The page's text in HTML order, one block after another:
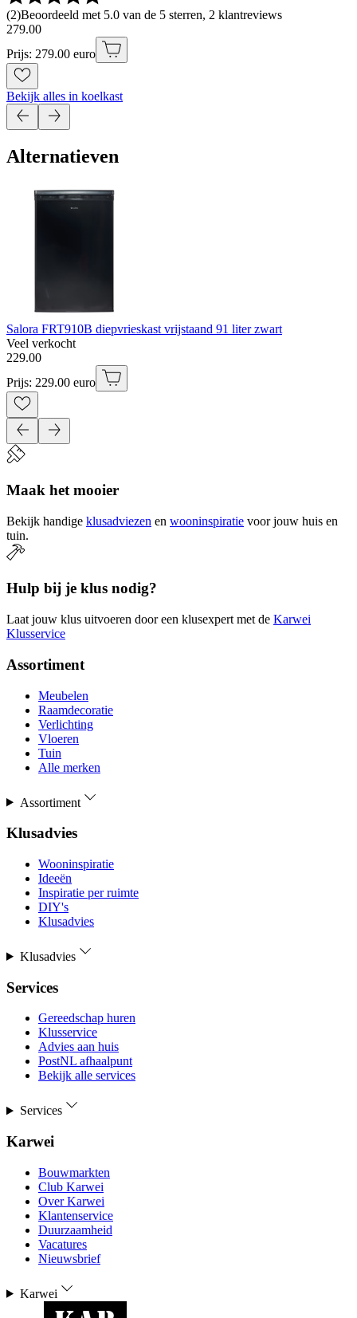
(2)Beoordeeld met 5.0 van de 5 sterren, 2 klantreviews
279.00
Prijs: 279.00 euro
Bekijk alles in koelkast
Alternatieven
Salora FRT910B diepvrieskast vrijstaand 91 liter zwart
Veel verkocht
229.00
Prijs: 229.00 euro
Maak het mooier
Bekijk handige klusadviezen en wooninspiratie voor jouw huis en
tuin.
Hulp bij je klus nodig?
Laat jouw klus uitvoeren door een klusexpert met de Karwei
Klusservice
Assortiment
Meubelen
Raamdecoratie
Verlichting
Vloeren
Tuin
Alle merken
Assortiment
Klusadvies
Wooninspiratie
Ideeën
Inspiratie per ruimte
DIY's
Klusadvies
Klusadvies
Services
Gereedschap huren
Klusservice
Advies aan huis
PostNL afhaalpunt
Bekijk alle services
Services
Karwei
Bouwmarkten
Club Karwei
Over Karwei
Klantenservice
Duurzaamheid
Vacatures
Nieuwsbrief
Karwei